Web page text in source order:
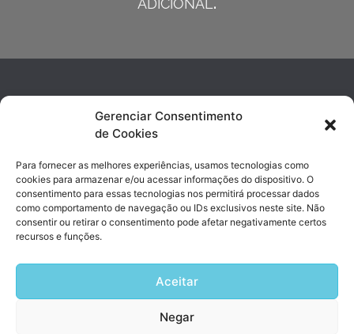
Gerenciar Consentimento
de Cookies
Para fornecer as melhores experiências, usamos tecnologias como
cookies para armazenar e/ou acessar informações do dispositivo. O
consentimento para essas tecnologias nos permitirá processar dados
como comportamento de navegação ou IDs exclusivos neste site. Não
consentir ou retirar o consentimento pode afetar negativamente certos
recursos e funções.
Aceitar
Negar
ADICIONAL .
contato@sishosp.com.br
(19) 3743-4890 | (19) 99947-8017
Avenida Marechal Rondon, 338 Jd. Chapadão | Campinas, SP